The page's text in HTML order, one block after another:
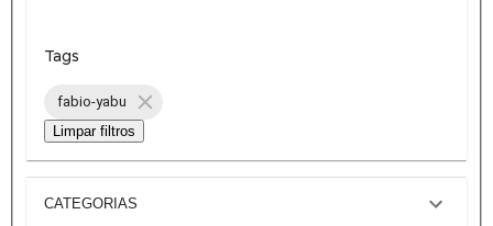
Tags
fabio-yabu
Limpar filtros
CATEGORIAS